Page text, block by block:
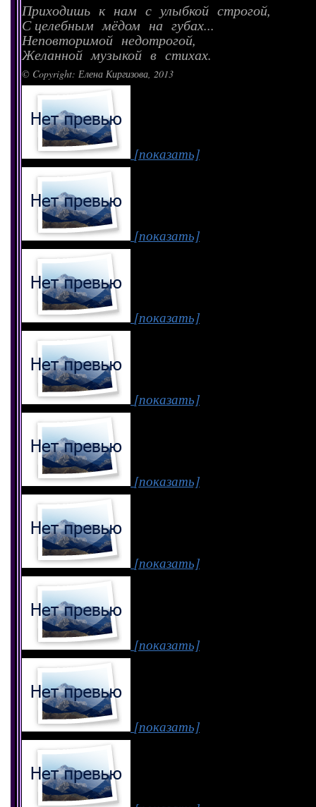
Приходишь к нам с улыбкой строгой,
С целебным мёдом на губах...
Неповторимой недотрогой,
Желанной музыкой в стихах.
© Copyright: Елена Киргизова, 2013
[показать]
[показать]
[показать]
[показать]
[показать]
[показать]
[показать]
[показать]